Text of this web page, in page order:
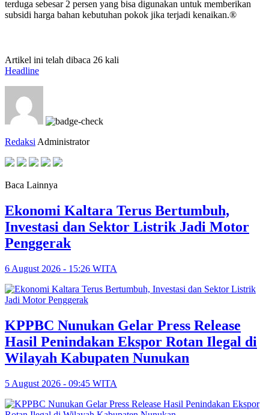
terduga sebesar 2 persen yang bisa digunakan untuk memberikan
subsidi harga bahan kebutuhan pokok jika terjadi kenaikan.®
Artikel ini telah dibaca 26 kali
Headline
Redaksi Administrator
Baca Lainnya
Ekonomi Kaltara Terus Bertumbuh,
Investasi dan Sektor Listrik Jadi Motor
Penggerak
6 August 2026 - 15:26 WITA
KPPBC Nunukan Gelar Press Release
Hasil Penindakan Ekspor Rotan Ilegal di
Wilayah Kabupaten Nunukan
5 August 2026 - 09:45 WITA